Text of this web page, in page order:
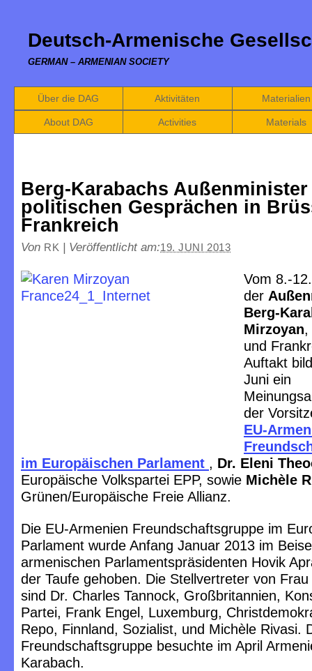
Deutsch-Armenische
GERMAN – ARMENIAN SOCIETY
Über die DAG Aktivitäten Materialien
About DAG Activities Materials
Berg-Karabachs Außenminister
politischen Gesprächen in
Frankreich
Von RK | Veröffentlicht am:19. JUNI 2013
Vom 8.-
der
Berg-
Mirzoyan,
und
Auftakt
Juni ein
der
EU-
im Europäischen Parlament , Dr. Eleni
Europäische Volkspartei EPP, sowie Michèle
Grünen/Europäische Freie Allianz.
Die EU-Armenien Freundschaftsgruppe im
Parlament wurde Anfang Januar 2013 im
armenischen Parlamentspräsidenten Hovik
der Taufe gehoben. Die Stellvertreter von
sind Dr. Charles Tannock, Großbritannien,
Partei, Frank Engel, Luxemburg,
Repo, Finnland, Sozialist, und Michèle Rivasi.
Freundschaftsgruppe besuchte im April
Karabach.